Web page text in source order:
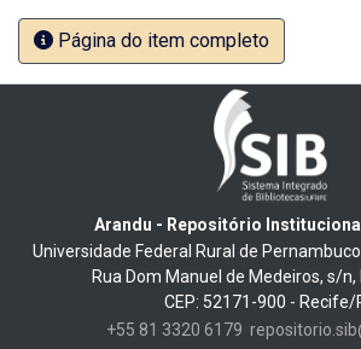
Página do item completo
Arandu - Repositório
Universidade Federal Rural de
Rua Dom Manuel de Medeiros, s/n,
CEP: 52171-900 - Recife/
+55 81 3320 6179